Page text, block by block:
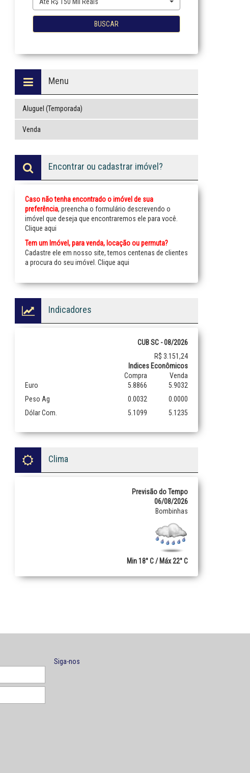
BUSCAR
Menu
Aluguel (Temporada)
Venda
Encontrar ou cadastrar imóvel?
Caso não tenha encontrado o imóvel de sua
preferência, preencha o formulário descrevendo o
imóvel que deseja que encontraremos ele para você.
Clique aqui
Tem um Imóvel, para venda, locação ou permuta?
Cadastre ele em nosso site, temos centenas de clientes
a procura do seu imóvel. Clique aqui
Indicadores
CUB SC - 08/2026
R$ 3.151,24
Indices Econômicos
Compra
Venda
Euro
5.8866
5.9032
Peso Ag
0.0032
0.0000
Dólar Com.
5.1099 5.1235
Clima
Previsão do Tempo
06/08/2026
Bombinhas
Min 18° C / Máx 22° C
Siga-nos